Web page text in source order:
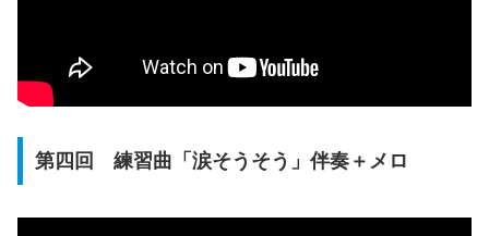
第四回 練習曲「涙そうそう」伴奏＋メロ